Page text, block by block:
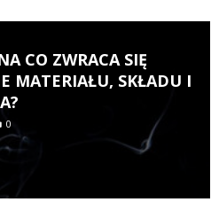
CO ZWRACA SIĘ
MATERIAŁU, SKŁADU I
0